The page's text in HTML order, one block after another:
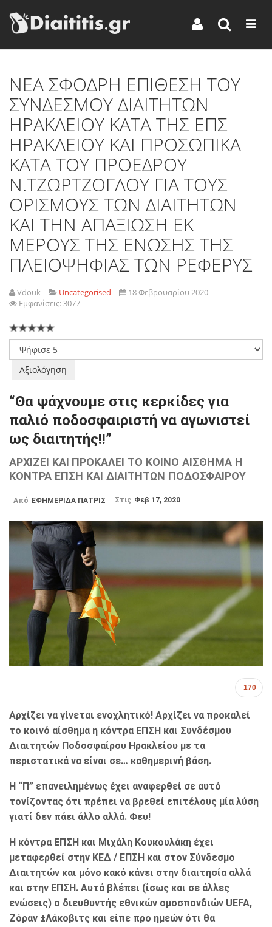
ΝΕΑ ΣΦΟΔΡΗ ΕΠΙΘΕΣΗ ΤΟΥ
ΣΥΝΔΕΣΜΟΥ ΔΙΑΙΤΗΤΩΝ
ΗΡΑΚΛΕΙΟΥ ΚΑΤΑ ΤΗΣ ΕΠΣ
ΗΡΑΚΛΕΙΟΥ ΚΑΙ ΠΡΟΣΩΠΙΚΑ
ΚΑΤΑ ΤΟΥ ΠΡΟΕΔΡΟΥ
Ν.ΤΖΩΡΤΖΟΓΛΟΥ ΓΙΑ ΤΟΥΣ
ΟΡΙΣΜΟΥΣ ΤΩΝ ΔΙΑΙΤΗΤΩΝ
ΚΑΙ ΤΗΝ ΑΠΑΞΙΩΣΗ ΕΚ
ΜΕΡΟΥΣ ΤΗΣ ΕΝΩΣΗΣ ΤΗΣ
ΠΛΕΙΟΨΗΦΙΑΣ ΤΩΝ ΡΕΦΕΡΥΣ
Vdouk Uncategorised
18 Φεβρουαρίου 2020
Εμφανίσεις: 3077
Παρακαλώ
αξιολογήστε
“Θα ψάχνουμε στις κερκίδες για
παλιό ποδοσφαιριστή να αγωνιστεί
ως διαιτητής!!”
ΑΡΧΙΖΕΙ ΚΑΙ ΠΡΟΚΑΛΕΙ ΤΟ ΚΟΙΝΟ ΑΙΣΘΗΜΑ Η
ΚΟΝΤΡΑ ΕΠΣΗ ΚΑΙ ΔΙΑΙΤΗΤΩΝ ΠΟΔΟΣΦΑΙΡΟΥ
Από ΕΦΗΜΕΡΙΔΑ ΠΑΤΡΙΣ Στις Φεβ 17, 2020
170
Αρχίζει να γίνεται ενοχλητικό! Αρχίζει να προκαλεί
το κοινό αίσθημα η κόντρα ΕΠΣΗ και Συνδέσμου
Διαιτητών Ποδοσφαίρου Ηρακλείου με τα
περιστατικά να είναι σε… καθημερινή βάση.
Η “Π” επανειλημένως έχει αναφερθεί σε αυτό
τονίζοντας ότι πρέπει να βρεθεί επιτέλους μία λύση
γιατί δεν πάει άλλο αλλά. Φευ!
Η κόντρα ΕΠΣΗ και Μιχάλη Κουκουλάκη έχει
μεταφερθεί στην ΚΕΔ / ΕΠΣΗ και στον Σύνδεσμο
Διαιτητών και μόνο κακό κάνει στην διαιτησία αλλά
και στην ΕΠΣΗ. Αυτά βλέπει (ίσως και σε άλλες
ενώσεις) ο διευθυντής εθνικών ομοσπονδιών UEFA,
Ζόραν ±Λάκοβιτς και είπε προ ημεών ότι θα